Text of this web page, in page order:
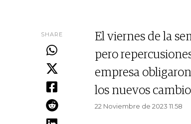
SHARE
El viernes de la
pero
empresa
los nuevos
22 Noviembre de 2023 11.58